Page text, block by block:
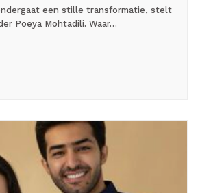
een stille transformatie, stelt
Poeya Mohtadili. Waar…